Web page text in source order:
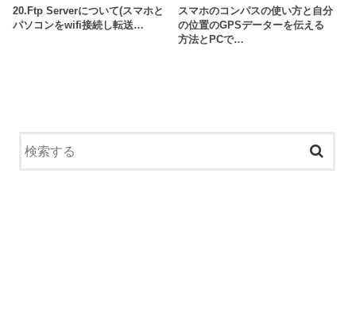
20.Ftp Serverについて(スマホと
パソコンをwifi接続し転送…
スマホのコンパスの使い方と自分
の位置のGPSデーターを伝える
方法とPCで…